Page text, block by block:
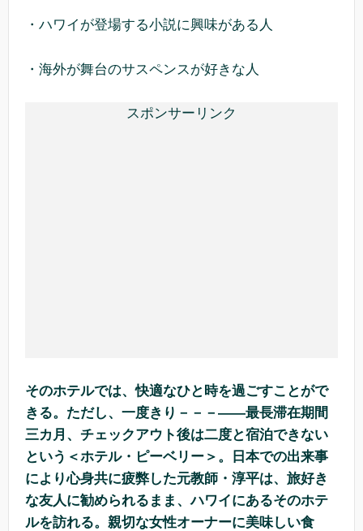
・ハワイが登場する小説に興味がある人
・海外が舞台のサスペンスが好きな人
スポンサーリンク
そのホテルでは、快適なひと時を過ごすことがで
きる。ただし、一度きり－－－――最長滞在期間
三カ月、チェックアウト後は二度と宿泊できない
という＜ホテル・ピーベリー＞。日本での出来事
により心身共に疲弊した元教師・淳平は、旅好き
な友人に勧められるまま、ハワイにあるそのホテ
ルを訪れる。親切な女性オーナーに美味しい食